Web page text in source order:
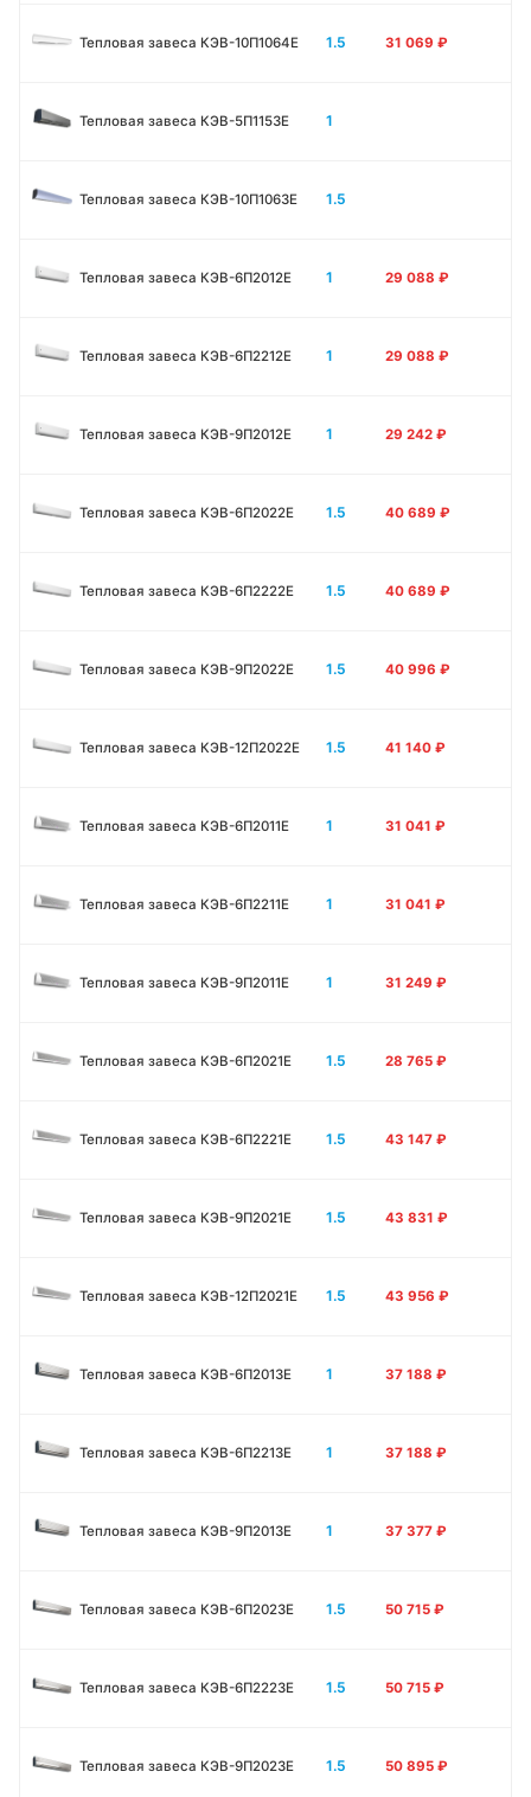
Тепловая завеса КЭВ-10П1064E 1.5 31 069 ₽
Тепловая завеса КЭВ-5П1153E 1
Тепловая завеса КЭВ-10П1063E 1.5
Тепловая завеса КЭВ-6П2012Е 1 29 088 ₽
Тепловая завеса КЭВ-6П2212Е 1 29 088 ₽
Тепловая завеса КЭВ-9П2012Е 1 29 242 ₽
Тепловая завеса КЭВ-6П2022Е 1.5 40 689 ₽
Тепловая завеса КЭВ-6П2222Е 1.5 40 689 ₽
Тепловая завеса КЭВ-9П2022Е 1.5 40 996 ₽
Тепловая завеса КЭВ-12П2022Е 1.5 41 140 ₽
Тепловая завеса КЭВ-6П2011E 1 31 041 ₽
Тепловая завеса КЭВ-6П2211E 1 31 041 ₽
Тепловая завеса КЭВ-9П2011E 1 31 249 ₽
Тепловая завеса КЭВ-6П2021E 1.5 28 765 ₽
Тепловая завеса КЭВ-6П2221E 1.5 43 147 ₽
Тепловая завеса КЭВ-9П2021E 1.5 43 831 ₽
Тепловая завеса КЭВ-12П2021E 1.5 43 956 ₽
Тепловая завеса КЭВ-6П2013E 1 37 188 ₽
Тепловая завеса КЭВ-6П2213Е 1 37 188 ₽
Тепловая завеса КЭВ-9П2013E 1 37 377 ₽
Тепловая завеса КЭВ-6П2023E 1.5 50 715 ₽
Тепловая завеса КЭВ-6П2223E 1.5 50 715 ₽
Тепловая завеса КЭВ-9П2023E 1.5 50 895 ₽